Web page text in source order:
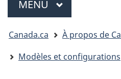
MENU PRINCIPAL
êtes
ici
Canada.ca À propos de
Modèles et configurations